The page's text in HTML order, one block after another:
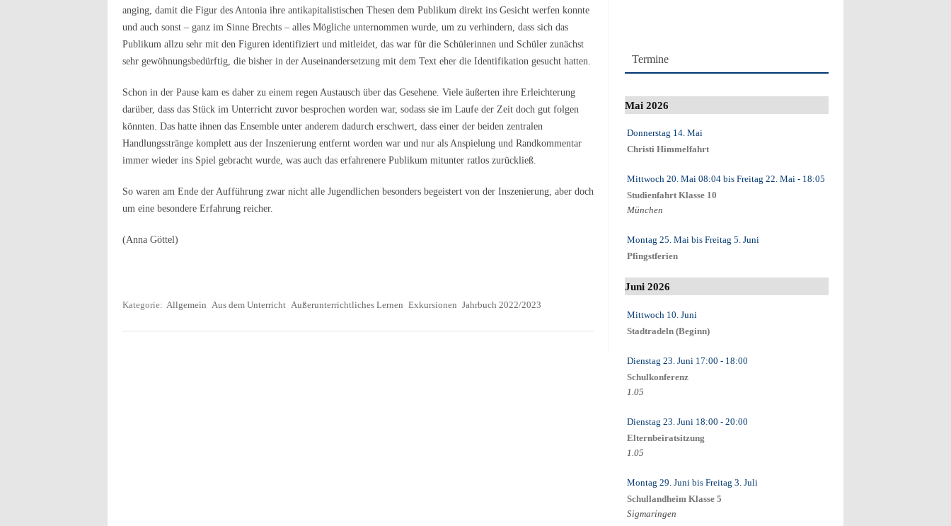
anging, damit die Figur des Antonia ihre antikapitalistischen Thesen dem Publikum direkt ins Gesicht werfen konnte
und auch sonst – ganz im Sinne Brechts – alles Mögliche unternommen wurde, um zu verhindern, dass sich das
Publikum allzu sehr mit den Figuren identifiziert und mitleidet, das war für die Schülerinnen und Schüler zunächst
sehr gewöhnungsbedürftig, die bisher in der Auseinandersetzung mit dem Text eher die Identifikation gesucht hatten.
Schon in der Pause kam es daher zu einem regen Austausch über das Gesehene. Viele äußerten ihre Erleichterung
darüber, dass das Stück im Unterricht zuvor besprochen worden war, sodass sie im Laufe der Zeit doch gut folgen
könnten. Das hatte ihnen das Ensemble unter anderem dadurch erschwert, dass einer der beiden zentralen
Handlungsstränge komplett aus der Inszenierung entfernt worden war und nur als Anspielung und Randkommentar
immer wieder ins Spiel gebracht wurde, was auch das erfahrenere Publikum mitunter ratlos zurückließ.
So waren am Ende der Aufführung zwar nicht alle Jugendlichen besonders begeistert von der Inszenierung, aber doch
um eine besondere Erfahrung reicher.
(Anna Göttel)
Kategorie: Allgemein Aus dem Unterricht Außerunterrichtliches Lernen Exkursionen Jahrbuch 2022/2023
Termine
Mai 2026
Donnerstag 14. Mai
Christi Himmelfahrt
Mittwoch 20. Mai08:04 bis Freitag 22. Mai- 18:05
Studienfahrt Klasse 10
München
Montag 25. Maibis Freitag 5. Juni
Pfingstferien
Juni 2026
Mittwoch 10. Juni
Stadtradeln (Beginn)
Dienstag 23. Juni 17:00 - 18:00
Schulkonferenz
1.05
Dienstag 23. Juni 18:00 - 20:00
Elternbeiratsitzung
1.05
Montag 29. Juni bis Freitag 3. Juli
Schullandheim Klasse 5
Sigmaringen